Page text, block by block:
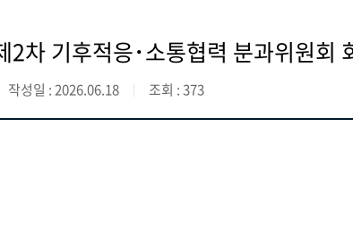
차 기후적응･소통협력 분과위원회
작성일 : 2026.06.18 조회 : 373